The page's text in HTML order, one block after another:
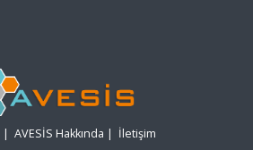
| AVESİS Hakkında | İletişim